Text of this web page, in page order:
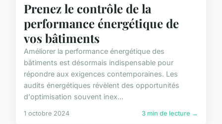
Prenez le contrôle de la
performance énergétique de
vos bâtiments
Améliorer la performance énergétique des
bâtiments est désormais indispensable pour
répondre aux exigences contemporaines. Les
audits énergétiques révèlent des opportunités
d'optimisation souvent inex...
1 octobre 2024 3 min de lecture →